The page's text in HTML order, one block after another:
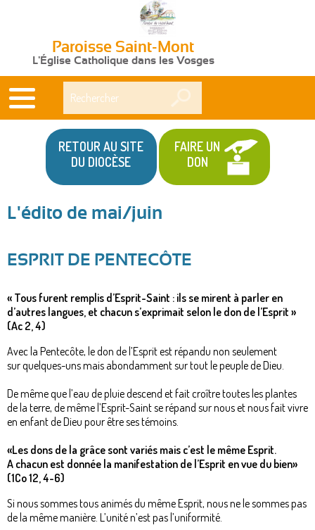
Paroisse Saint-Mont
L'Église Catholique dans les Vosges
RETOUR AU SITE
DU DIOCÈSE
FAIRE UN
DON
êtes
L'édito de mai/juin
ESPRIT DE PENTECÔTE
« Tous furent remplis d’Esprit-Saint : ils se mirent à parler en
d’autres langues, et chacun s’exprimait selon le don de l’Esprit »
(Ac 2, 4)
Avec la Pentecôte, le don de l’Esprit est répandu non seulement
sur quelques-uns mais abondamment sur tout le peuple de Dieu.
De même que l’eau de pluie descend et fait croître toutes les plantes
de la terre, de même l’Esprit-Saint se répand sur nous et nous fait vivre
en enfant de Dieu pour être ses témoins.
«Les dons de la grâce sont variés mais c’est le même Esprit.
A chacun est donnée la manifestation de l’Esprit en vue du bien»
(1Co 12, 4-6)
Si nous sommes tous animés du même Esprit, nous ne le sommes pas
de la même manière. L’unité n’est pas l’uniformité.